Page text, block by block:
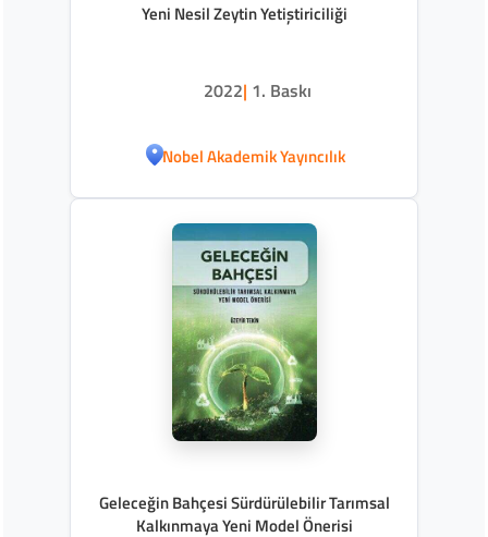
Yeni Nesil Zeytin Yetiştiriciliği
2022| 1. Baskı
Nobel Akademik Yayıncılık
Geleceğin Bahçesi Sürdürülebilir Tarımsal
Kalkınmaya Yeni Model Önerisi